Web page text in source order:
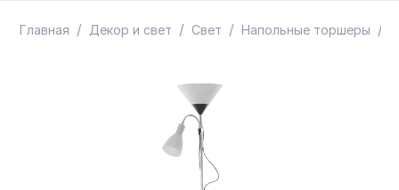
Главная / Декор и свет / Свет / Напольные торшеры /